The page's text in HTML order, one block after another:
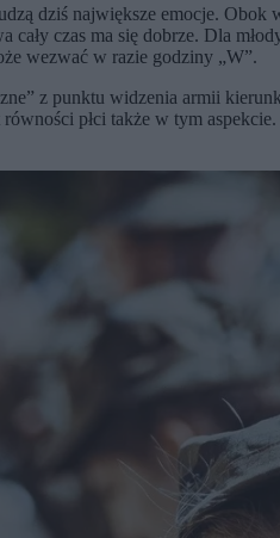
dziś największe emocje.
czas ma się dobrze. Dla
wezwać w razie godziny „W”.
z punktu widzenia armii
płci także w tym